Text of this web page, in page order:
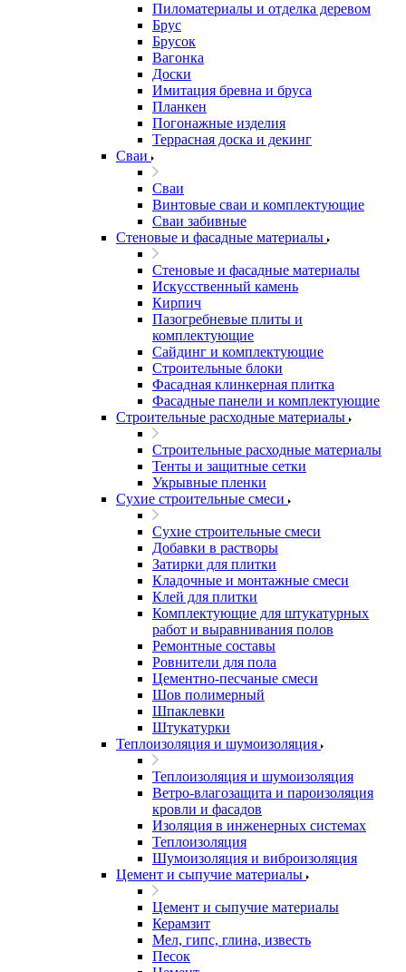
Пиломатериалы и отделка деревом
Брус
Брусок
Вагонка
Доски
Имитация бревна и бруса
Планкен
Погонажные изделия
Террасная доска и декинг
Сваи
Сваи
Винтовые сваи и комплектующие
Сваи забивные
Стеновые и фасадные материалы
Стеновые и фасадные материалы
Искусственный камень
Кирпич
Пазогребневые плиты и
комплектующие
Сайдинг и комплектующие
Строительные блоки
Фасадная клинкерная плитка
Фасадные панели и комплектующие
Строительные расходные материалы
Строительные расходные материалы
Тенты и защитные сетки
Укрывные пленки
Сухие строительные смеси
Сухие строительные смеси
Добавки в растворы
Затирки для плитки
Кладочные и монтажные смеси
Клей для плитки
Комплектующие для штукатурных
работ и выравнивания полов
Ремонтные составы
Ровнители для пола
Цементно-песчаные смеси
Шов полимерный
Шпаклевки
Штукатурки
Теплоизоляция и шумоизоляция
Теплоизоляция и шумоизоляция
Ветро-влагозащита и пароизоляция
кровли и фасадов
Изоляция в инженерных системах
Теплоизоляция
Шумоизоляция и виброизоляция
Цемент и сыпучие материалы
Цемент и сыпучие материалы
Керамзит
Мел, гипс, глина, известь
Песок